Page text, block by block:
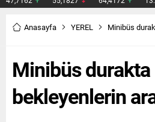
Anasayfa YEREL Minibüs
Minibüs durakta
bekleyenlerin